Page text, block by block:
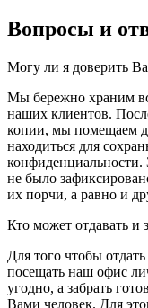
Вопросы и
Могу ли я доверить
Мы бережно храним
наших клиентов.
копии, мы помещаем
находиться для
не было
их порчи, а равно и
Кто может отдавать и
Для того чтобы
посещать наш офис
угодно, а забрать
Вами человек. Для